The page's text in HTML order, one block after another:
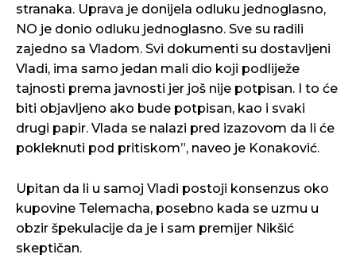
stranaka. Uprava je donijela odluku jednoglasno,
NO je donio odluku jednoglasno. Sve su radili
zajedno sa Vladom. Svi dokumenti su dostavljeni
Vladi, ima samo jedan mali dio koji podliježe
tajnosti prema javnosti jer još nije potpisan. I to će
biti objavljeno ako bude potpisan, kao i svaki
drugi papir. Vlada se nalazi pred izazovom da li će
pokleknuti pod pritiskom”, naveo je Konaković.
Upitan da li u samoj Vladi postoji konsenzus oko
kupovine Telemacha, posebno kada se uzmu u
obzir špekulacije da je i sam premijer Nikšić
skeptičan.